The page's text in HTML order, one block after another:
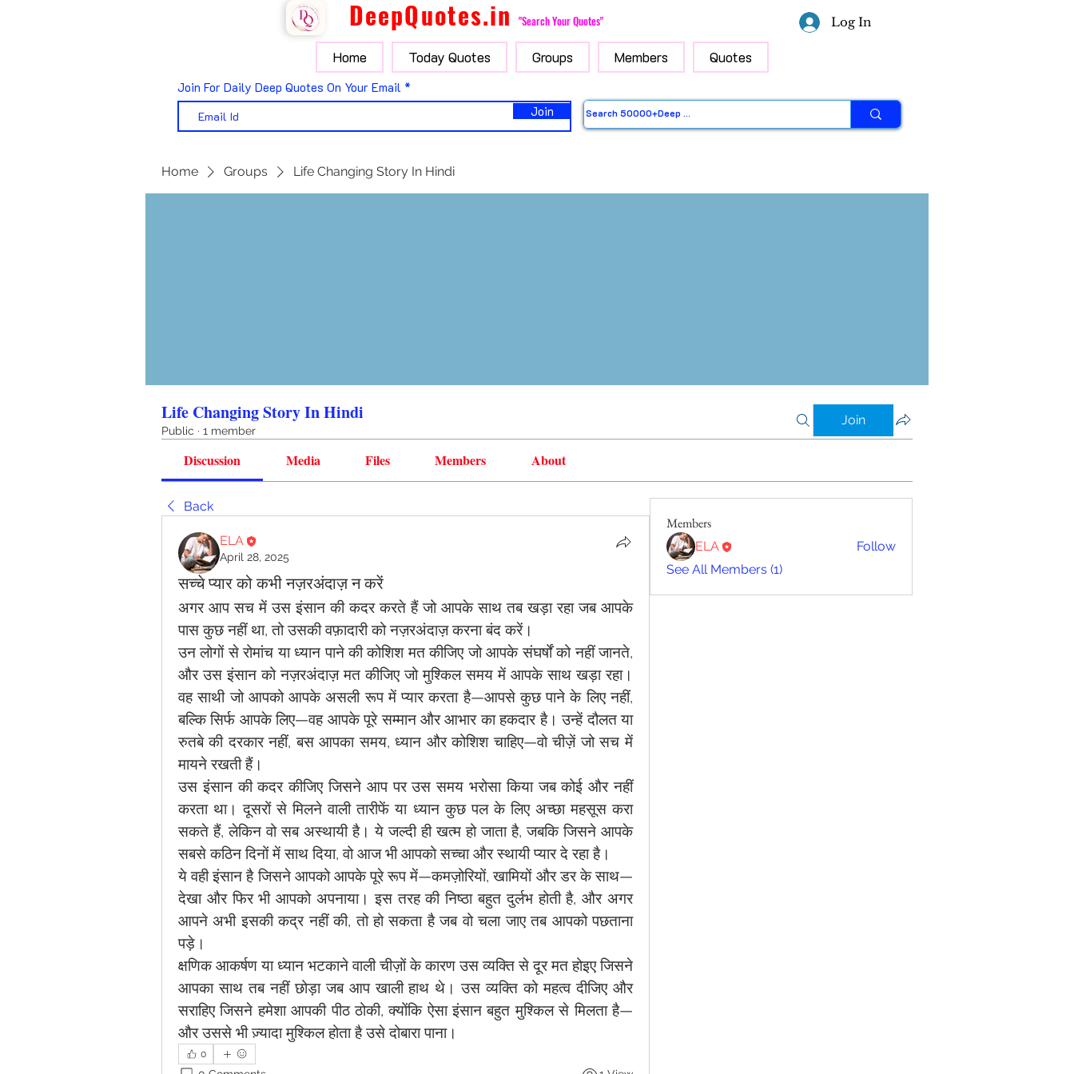
DeepQuotes.in "Search Your Quotes" Log In
Home Today Quotes Groups Members Quotes
Join For Daily Deep Quotes On Your Email
Join
Home Groups Life Changing Story In Hindi
Life Changing Story In Hindi
Public · 1 member
Join
Discussion Media Files Members About
Back
ELA
April 28, 2025
सच्चे प्यार को कभी नज़रअंदाज़ न करें
अगर आप सच में उस इंसान की कदर करते हैं जो आपके साथ तब खड़ा रहा जब आपके
पास कुछ नहीं था, तो उसकी वफ़ादारी को नज़रअंदाज़ करना बंद करें।
उन लोगों से रोमांच या ध्यान पाने की कोशिश मत कीजिए जो आपके संघर्षों को नहीं जानते,
और उस इंसान को नज़रअंदाज़ मत कीजिए जो मुश्किल समय में आपके साथ खड़ा रहा।
वह साथी जो आपको आपके असली रूप में प्यार करता है—आपसे कुछ पाने के लिए नहीं,
बल्कि सिर्फ आपके लिए—वह आपके पूरे सम्मान और आभार का हकदार है। उन्हें दौलत या
रुतबे की दरकार नहीं, बस आपका समय, ध्यान और कोशिश चाहिए—वो चीज़ें जो सच में
मायने रखती हैं।
उस इंसान की कदर कीजिए जिसने आप पर उस समय भरोसा किया जब कोई और नहीं
करता था। दूसरों से मिलने वाली तारीफें या ध्यान कुछ पल के लिए अच्छा महसूस करा
सकते हैं, लेकिन वो सब अस्थायी है। ये जल्दी ही खत्म हो जाता है, जबकि जिसने आपके
सबसे कठिन दिनों में साथ दिया, वो आज भी आपको सच्चा और स्थायी प्यार दे रहा है।
ये वही इंसान है जिसने आपको आपके पूरे रूप में—कमज़ोरियों, खामियों और डर के साथ—
देखा और फिर भी आपको अपनाया। इस तरह की निष्ठा बहुत दुर्लभ होती है, और अगर
आपने अभी इसकी कद्र नहीं की, तो हो सकता है जब वो चला जाए तब आपको पछताना
पड़े।
क्षणिक आकर्षण या ध्यान भटकाने वाली चीज़ों के कारण उस व्यक्ति से दूर मत होइए जिसने
आपका साथ तब नहीं छोड़ा जब आप खाली हाथ थे। उस व्यक्ति को महत्व दीजिए और
सराहिए जिसने हमेशा आपकी पीठ ठोकी, क्योंकि ऐसा इंसान बहुत मुश्किल से मिलता है—
और उससे भी ज़्यादा मुश्किल होता है उसे दोबारा पाना।
0
Members
ELA
Follow
See All Members (1)